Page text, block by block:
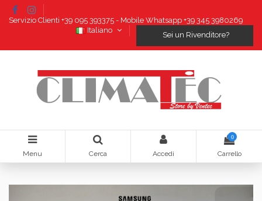
Servizio Clienti +39 095 393375 - Mobile Whatsapp +39 345 3980269
Italiano
Sei un Rivenditore?
Menu Cerca Accedi
0
Carrello